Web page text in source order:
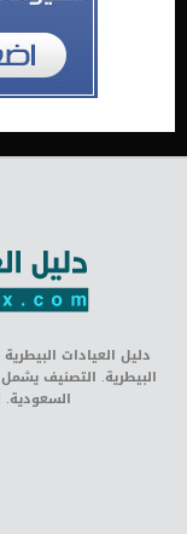
دليل العيادات
البيطرية. التصنيف